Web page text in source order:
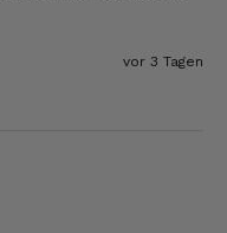
vor 3 Tagen